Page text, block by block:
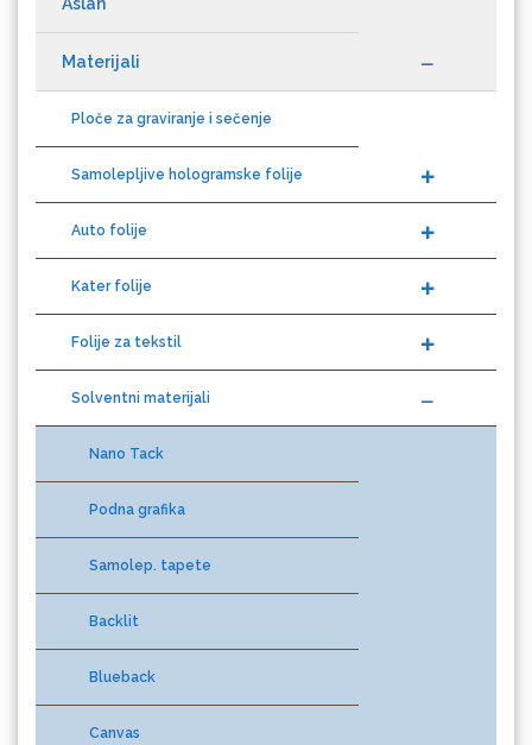
Graphtec
Ploče za graviranje i sečenje
Samolepljive hologramske folije
Auto folije
Kater folije
Folije za tekstil
Solventni materijali
Samolep. tapete